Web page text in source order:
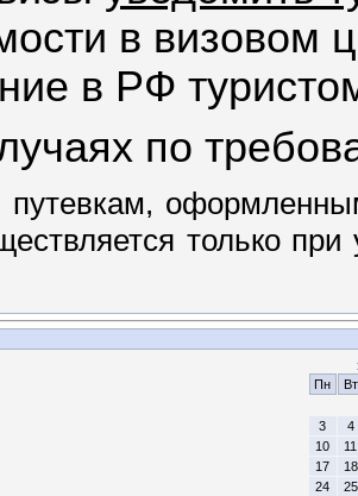
в визовом
в РФ
по
путевкам,
только
Пн
Вт
3
4
10
11
17
18
24
25